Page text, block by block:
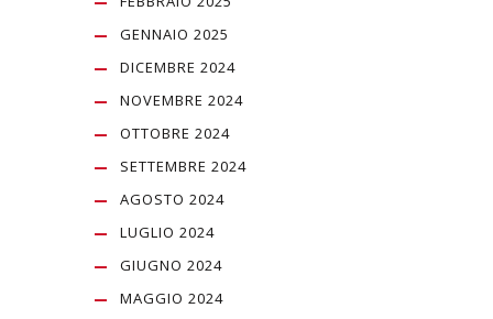
GENNAIO 2025
DICEMBRE 2024
NOVEMBRE 2024
OTTOBRE 2024
SETTEMBRE 2024
AGOSTO 2024
LUGLIO 2024
GIUGNO 2024
MAGGIO 2024